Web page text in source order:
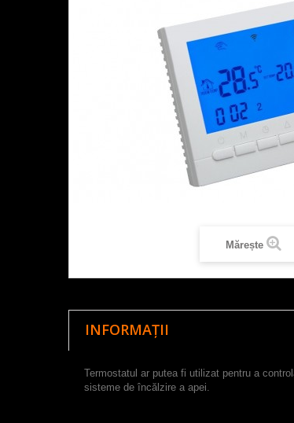
Mărește
INFORMAȚII
Termostatul ar putea fi utilizat pentru a
sisteme de încălzire a apei.